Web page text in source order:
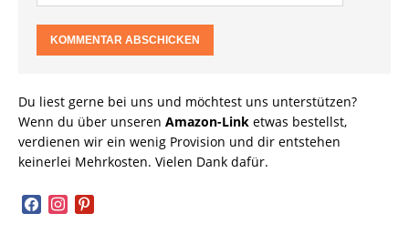
Du liest gerne bei uns und möchtest uns unterstützen?
Wenn du über unseren Amazon-Link etwas bestellst,
verdienen wir ein wenig Provision und dir entstehen
keinerlei Mehrkosten. Vielen Dank dafür.
facebookinstagram
pinterest